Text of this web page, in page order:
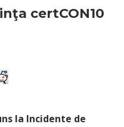
certCON10
la Incidente de